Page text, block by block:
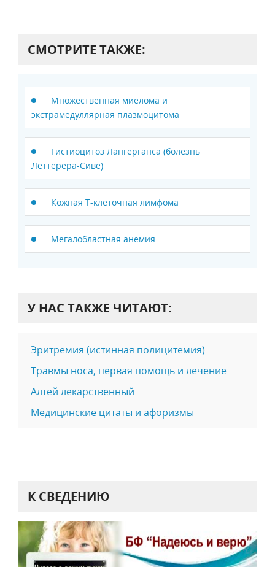
СМОТРИТЕ ТАКЖЕ:
Множественная миелома и
экстрамедуллярная плазмоцитома
Гистиоцитоз Лангерганса (болезнь
Леттерера-Сиве)
Кожная Т-клеточная лимфома
Мегалобластная анемия
У НАС ТАКЖЕ ЧИТАЮТ:
Эритремия (истинная полицитемия)
Травмы носа, первая помощь и лечение
Алтей лекарственный
Медицинские цитаты и афоризмы
К СВЕДЕНИЮ